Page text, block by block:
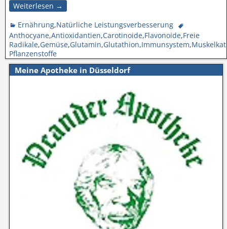
Weiterlesen →
Ernährung,Natürliche Leistungsverbesserung
Anthocyane,Antioxidantien,Carotinoide,Flavonoide,Freie
Radikale,Gemüse,Glutamin,Glutathion,Immunsystem,
Pflanzenstoffe
Meine Apotheke in Düsseldorf